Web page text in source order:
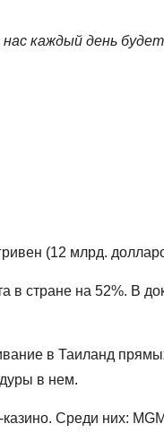
каждый день
(12 млрд.
в стране на 52%. В
в Таиланд
в нем.
Среди них: